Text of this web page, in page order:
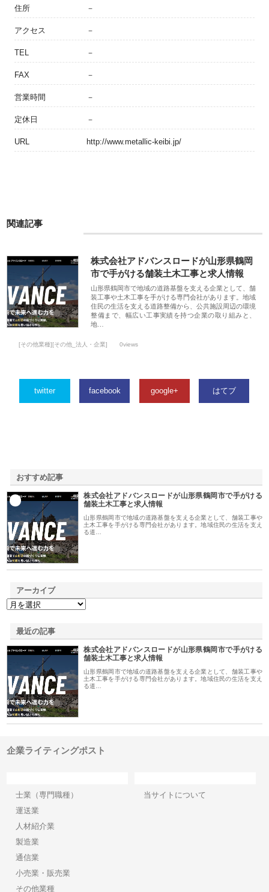
住所 －
アクセス －
TEL －
FAX －
営業時間 －
定休日 －
URL http://www.metallic-keibi.jp/
関連記事
株式会社アドバンスロードが山形県鶴岡
市で手がける舗装土木工事と求人情報
山形県鶴岡市で地域の道路基盤を支える企業として、舗
装工事や土木工事を手がける専門会社があります。地域
住民の生活を支える道路整備から、公共施設周辺の環境
整備まで、幅広い工事実績を持つ企業の取り組みと、
地…
[その他業種][その他_法人・企業] 0views
twitter facebook google+ はてブ
おすすめ記事
株式会社アドバンスロードが山形県鶴岡市で手がける
舗装土木工事と求人情報
山形県鶴岡市で地域の道路基盤を支える企業として、舗装工事や
土木工事を手がける専門会社があります。地域住民の生活を支え
る道…
アーカイブ
最近の記事
株式会社アドバンスロードが山形県鶴岡市で手がける
舗装土木工事と求人情報
山形県鶴岡市で地域の道路基盤を支える企業として、舗装工事や
土木工事を手がける専門会社があります。地域住民の生活を支え
る道…
企業ライティングポスト
士業（専門職種）
運送業
人材紹介業
製造業
通信業
小売業・販売業
その他業種
当サイトについて